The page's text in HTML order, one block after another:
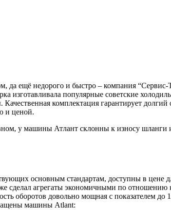
да ещё недорого и быстро – компания
изготавливала популярные советские
комплектация гарантирует
и ценой.
у машины Атлант склонны к износу шланги
основным стандартам, доступны в цене
сделал агрегаты экономичными по
оборотов довольно мощная с показателем до
машины Atlant: